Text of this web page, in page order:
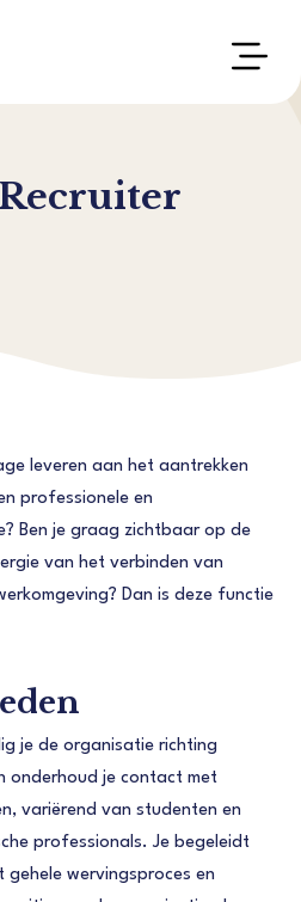
leveren aan het aantrekken
professionele en
Ben je graag zichtbaar op de
van het verbinden van
Dan is deze functie
je de organisatie richting
onderhoud je contact met
variërend van studenten en
professionals. Je begeleidt
wervingsproces en